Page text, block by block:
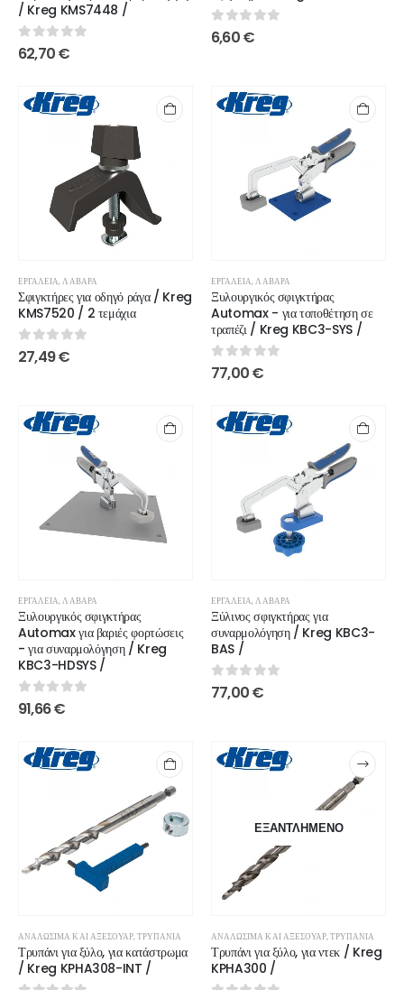
/ Kreg KMS7448 /
0out of 5
62,70€
0 out of 5
6,60€
ΕΡΓΑΛΕΊΑ, ΛΆΒΑΡΑ
Σφιγκτήρες για οδηγό ράγα / Kreg
KMS7520 / 2 τεμάχια
0out of 5
27,49€
ΕΡΓΑΛΕΊΑ, ΛΆΒΑΡΑ
Ξυλουργικός σφιγκτήρας
Automax - για τοποθέτηση σε
τραπέζι / Kreg KBC3-SYS /
0out of 5
77,00€
ΕΡΓΑΛΕΊΑ, ΛΆΒΑΡΑ
Ξυλουργικός σφιγκτήρας
Automax για βαριές φορτώσεις
- για συναρμολόγηση / Kreg
KBC3-HDSYS /
0out of 5
91,66€
ΕΡΓΑΛΕΊΑ, ΛΆΒΑΡΑ
Ξύλινος σφιγκτήρας για
συναρμολόγηση / Kreg KBC3-
BAS /
0out of 5
77,00€
ΑΝΑΛΏΣΙΜΑ ΚΑΙ ΑΞΕΣΟΥΆΡ,ΤΡΥΠΆΝΙΑ
Τρυπάνι για ξύλο, για κατάστρωμα
/ Kreg KPHA308-INT /
ΕΞΑΝΤΛΗΜΈΝΟ
ΑΝΑΛΏΣΙΜΑ ΚΑΙ ΑΞΕΣΟΥΆΡ,ΤΡΥΠΆΝΙΑ
Τρυπάνι για ξύλο, για ντεκ / Kreg
KPHA300 /